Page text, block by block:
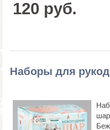
120 руб.
Наборы для